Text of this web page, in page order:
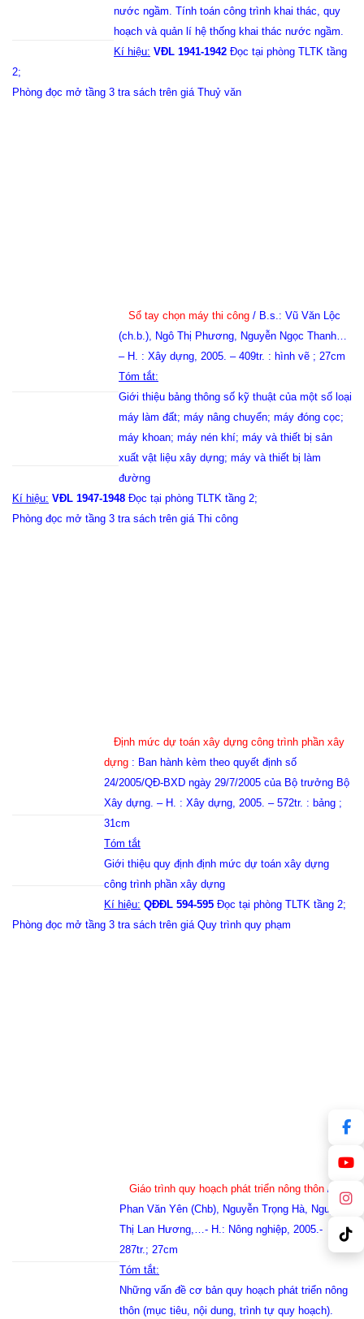
nước ngầm. Tính toán công trình khai thác, quy
hoạch và quản lí hệ thống khai thác nước ngầm.
Kí hiệu: VĐL 1941-1942 Đọc tại phòng TLTK tầng
2;
Phòng đọc mở tầng 3 tra sách trên giá Thuỷ văn
Sổ tay chọn máy thi công / B.s.: Vũ Văn Lộc
(ch.b.), Ngô Thị Phương, Nguyễn Ngọc Thanh…
– H. : Xây dựng, 2005. – 409tr. : hình vẽ ; 27cm
Tóm tắt:
Giới thiệu bảng thông số kỹ thuật của một số loại
máy làm đất; máy nâng chuyển; máy đóng cọc;
máy khoan; máy nén khí; máy và thiết bị sản
xuất vật liệu xây dựng; máy và thiết bị làm
đường
Kí hiệu: VĐL 1947-1948 Đọc tại phòng TLTK tầng 2;
Phòng đọc mở tầng 3 tra sách trên giá Thi công
Định mức dự toán xây dựng công trình phần xây
dựng : Ban hành kèm theo quyết định số
24/2005/QĐ-BXD ngày 29/7/2005 của Bộ trưởng Bộ
Xây dựng. – H. : Xây dựng, 2005. – 572tr. : bảng ;
31cm
Tóm tắt
Giới thiệu quy định định mức dự toán xây dựng
công trình phần xây dựng
Kí hiệu: QĐĐL 594-595 Đọc tại phòng TLTK tầng 2;
Phòng đọc mở tầng 3 tra sách trên giá Quy trình quy phạm
Giáo trình quy hoạch phát triển nông thôn /
Phan Văn Yên (Chb), Nguyễn Trọng Hà, Nguyễn
Thị Lan Hương,…- H.: Nông nghiệp, 2005.-
287tr.; 27cm
Tóm tắt:
Những vấn đề cơ bản quy hoạch phát triển nông
thôn (mục tiêu, nội dung, trình tự quy hoạch).